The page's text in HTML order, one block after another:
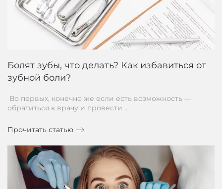
Болят зубы, что делать? Как избавиться от
зубной боли?
Во первых, конечно же если есть возможность —
обратиться к врачу и провести …
Прочитать статью